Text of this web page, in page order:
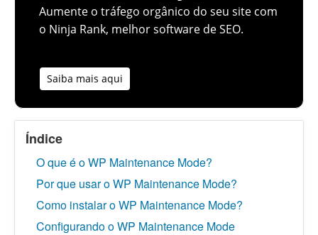
Aumente o tráfego orgânico do seu site com
o Ninja Rank, melhor software de SEO.
Saiba mais aqui
Índice
O que é o WP Maintenance Mode?
Por que usar o WP Maintenance Mode?
Como instalar o WP Maintenance Mode?
Configurando o WP Maintenance Mode